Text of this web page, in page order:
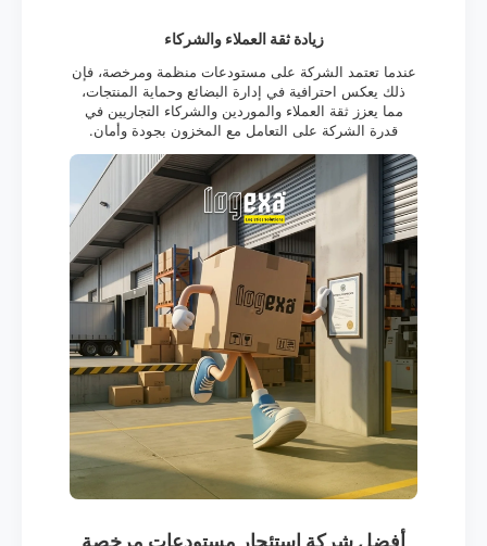
زيادة ثقة العملاء والشركاء
عندما تعتمد الشركة على مستودعات منظمة ومرخصة، فإن
ذلك يعكس احترافية في إدارة البضائع وحماية المنتجات،
مما يعزز ثقة العملاء والموردين والشركاء التجاريين في
قدرة الشركة على التعامل مع المخزون بجودة وأمان.
أفضل شركة استئجار مستودعات مرخصة